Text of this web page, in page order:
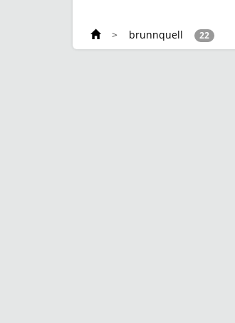
> brunnquell 22